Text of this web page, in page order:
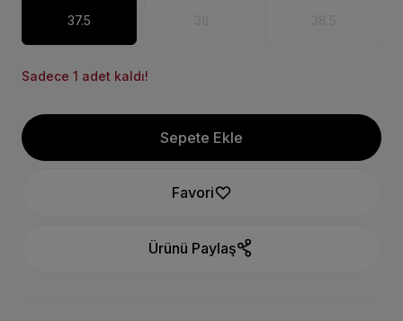
37.5
Sadece 1 adet kaldı!
Sepete Ekle
Favori
Ürünü Paylaş